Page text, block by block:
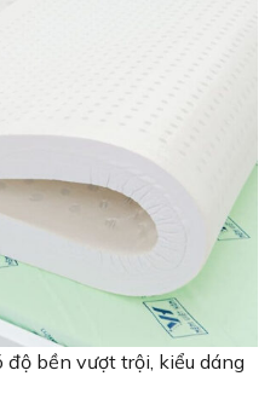
độ bền vượt trội, kiểu dáng